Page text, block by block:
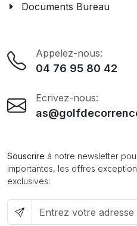
Documents Bureau
Appelez-nous:
04 76 95 80 42
Ecrivez-nous:
Souscrire à notre newsletter
importantes, les offres
exclusives: